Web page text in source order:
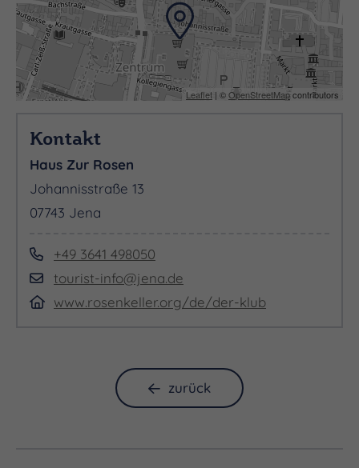
und hinter einem schrägen Fenster verläuft.
Im Jahr 1570 erhielt das Schankhaus das
„Rosenprivileg“, das es ermöglichte, alkoholische
Getränke steuerfrei auszuschenken. Dies führte
jedoch immer wieder zu Spannungen mit der
anderen Wirten – sowie zu Konflikten mit den
Stadtvätern, die auf Steuererhebungen
angewiesen waren.
Das Haus Zur Rosen lädt dazu ein, die Geschichte
Jenas auf ganz besondere Weise zu erleben. Es
verbindet historische Architektur mit lebendigem
Gegenwart zu genießen.
Leaflet | ©OpenStreetMapcontributors
Kontakt
Haus Zur Rosen
Johannisstraße 13
07743 Jena
+49 3641 498050
tourist-info@jena.de
www.rosenkeller.org/de/der-klub
zurück